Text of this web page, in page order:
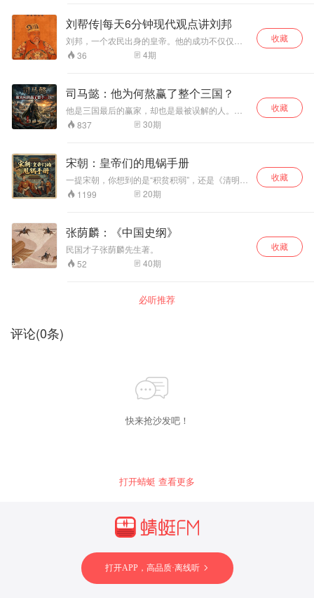
一个从明朝边地崛起的传奇，他到底是深谋远虑
的开国雄主，还是一个被仇恨与权力异化的悲剧
人物？这张专辑，将带你回到那个铁血与权谋交
织的年代，重新审视一个帝国奠基者复杂而矛盾
的一生。
刘帮传|每天6分钟现代观点讲刘邦
刘邦，一个农民出身的皇帝。他的成功不仅仅是
做皇帝这么简单，他身上体现的哲学，值得我们
后人学习。他是怎样知人善任的，让下属发挥各
绕在刘邦身边？他很好色，是怎样获取女人芳心
的？项羽是他的兄弟，他们之间又上演了怎样的
故事？这些我会以声音的形式，用今天的观点一
一讲述。
36 4期
收藏
司马懿：他为何熬赢了整个三国？
他是三国最后的赢家，却也是最被误解的人。曹
操用他、防他，曹丕信他、托孤于他，曹叡依赖
他又猜忌他，曹爽轻视他，最终被他反杀。司马
错。但忍，只是他的生存策略，不是他的全部真
相。本专辑将追问：一个在乱世中反复被猜忌的
人，如何熬赢整个三国？他究竟是隐忍的忠臣，
还是蓄谋已久的篡权者？
837 30期
收藏
宋朝：皇帝们的甩锅手册
一提宋朝，你想到的是“积贫积弱”，还是《清明上
河图》的繁华？其实，这两种印象都对，但都只
说对了一半。这档节目要给你看一个“精分”的宋
们一边高喊理想，一边党争内耗；国家一边创造
着全球顶级的GDP，一边被外敌按在地上摩擦。
我们用20集，为你拆解大宋三百年“甩锅”的艺
术，看懂这个最像现代公司的王朝，如何用天才
的制度设计，亲手埋葬了自己。
1199 20期
收藏
张荫麟：《中国史纲》
民国才子张荫麟先生著。
52
40期
收藏
必听推荐
评论(0条)
快来抢沙发吧！
打开蜻蜓 查看更多
打开APP，高品质·离线听